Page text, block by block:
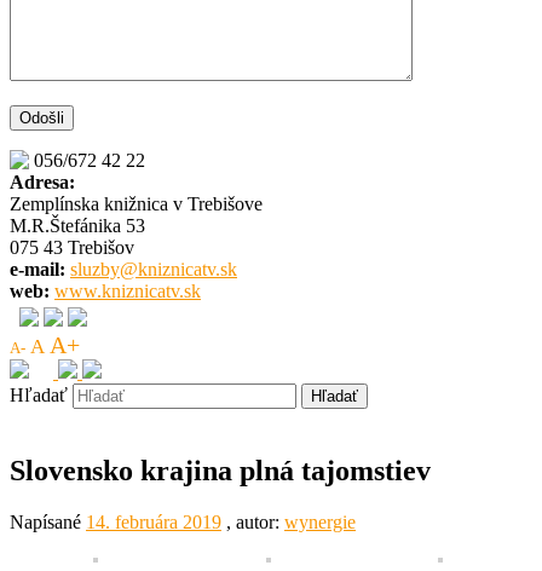
056/672 42 22
Adresa:
Zemplínska knižnica v Trebišove
M.R.Štefánika 53
075 43 Trebišov
e-mail: sluzby@kniznicatv.sk
web: www.kniznicatv.sk
A- A A+
Hľadať
Slovensko krajina plná tajomstiev
Napísané 14. februára 2019 , autor: wynergie